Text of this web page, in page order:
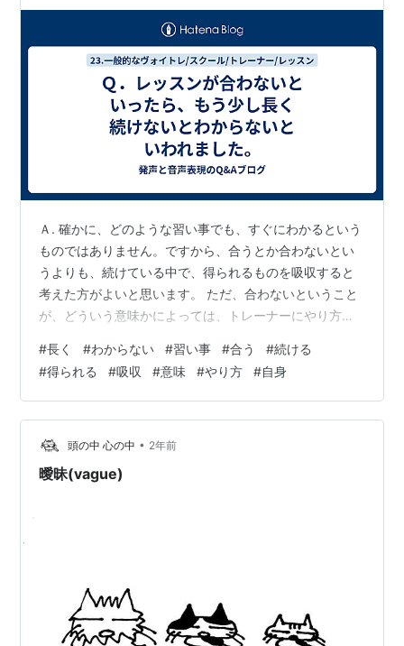
Ａ. 確かに、どのような習い事でも、すぐにわかるという
ものではありません。ですから、合うとか合わないとい
うよりも、続けている中で、得られるものを吸収すると
考えた方がよいと思います。 ただ、合わないということ
が、どういう意味かによっては、トレーナーにやり方を
まくいくこともあると思います。
#長く #わからない #習い事 #合う #続ける
#得られる #吸収 #意味 #やり方 #自身
頭の中 心の中 • 2年前
曖昧(vague)